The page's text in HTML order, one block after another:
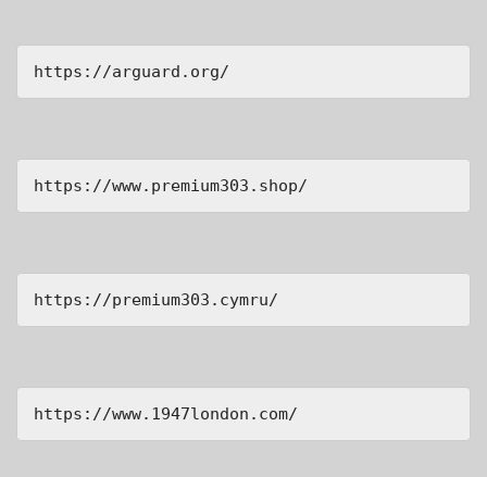
https://arguard.org/
https://www.premium303.shop/
https://premium303.cymru/
https://www.1947london.com/